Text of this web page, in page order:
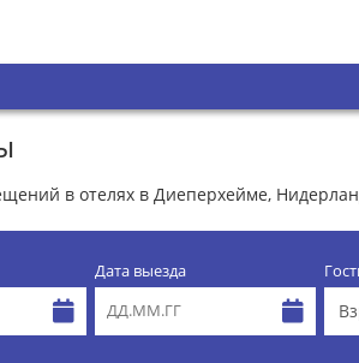
в отелях в Диеперхейме,
Дата выезда